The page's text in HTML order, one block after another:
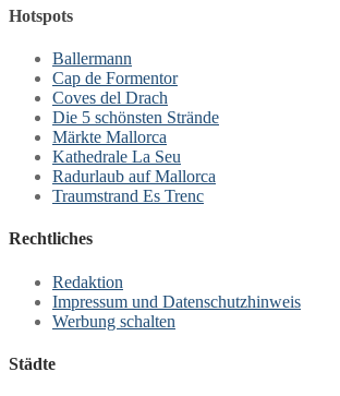
Hotspots
Ballermann
Cap de Formentor
Coves del Drach
Die 5 schönsten Strände
Märkte Mallorca
Kathedrale La Seu
Radurlaub auf Mallorca
Traumstrand Es Trenc
Rechtliches
Redaktion
Impressum und Datenschutzhinweis
Werbung schalten
Städte